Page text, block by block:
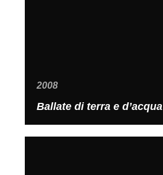
2008
Ballate di terra e d’acqua